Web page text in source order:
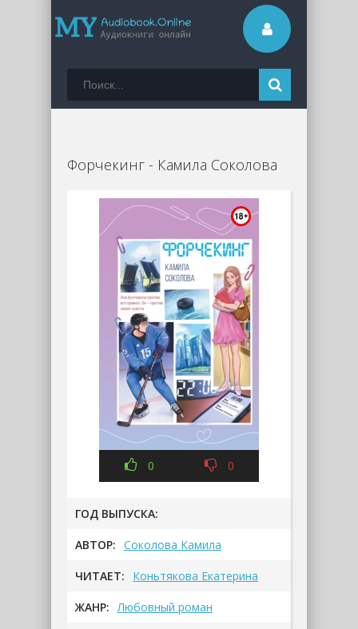
Форчекинг - Камила Соколова
0 0
ГОД ВЫПУСКА:
АВТОР: Соколова Камила
ЧИТАЕТ: Коньтякова Екатерина
ЖАНР: Любовный роман